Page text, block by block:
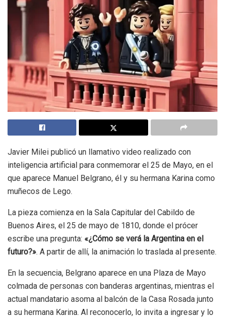
Javier Milei publicó un llamativo video realizado con
inteligencia artificial para conmemorar el 25 de Mayo, en el
que aparece Manuel Belgrano, él y su hermana Karina como
muñecos de Lego.
La pieza comienza en la Sala Capitular del Cabildo de
Buenos Aires, el 25 de mayo de 1810, donde el prócer
escribe una pregunta: «¿Cómo se verá la Argentina en el
futuro?». A partir de allí, la animación lo traslada al presente.
En la secuencia, Belgrano aparece en una Plaza de Mayo
colmada de personas con banderas argentinas, mientras el
actual mandatario asoma al balcón de la Casa Rosada junto
a su hermana Karina. Al reconocerlo, lo invita a ingresar y lo